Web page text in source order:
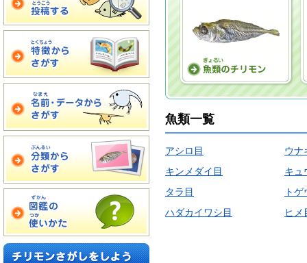
魚類一覧
アシロ目
ウナ
キンメダイ目
キュ
タラ目
ト
ハダカイワシ目
ヒメ